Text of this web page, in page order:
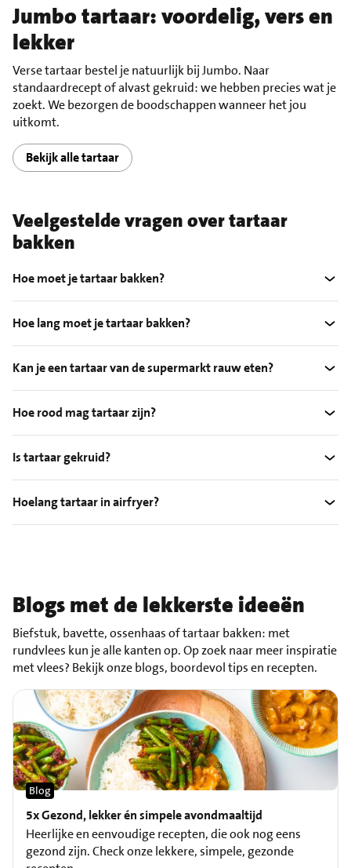
Jumbo tartaar: voordelig, vers en
lekker
Verse tartaar bestel je natuurlijk bij Jumbo. Naar
standaardrecept of alvast gekruid: we hebben precies wat je
zoekt. We bezorgen de boodschappen wanneer het jou
uitkomt.
Bekijk alle tartaar
Veelgestelde vragen over tartaar
bakken
Hoe moet je tartaar bakken?
Hoe lang moet je tartaar bakken?
Kan je een tartaar van de supermarkt rauw eten?
Hoe rood mag tartaar zijn?
Is tartaar gekruid?
Hoelang tartaar in airfryer?
Blogs met de lekkerste ideeën
Biefstuk, bavette, ossenhaas of tartaar bakken: met
rundvlees kun je alle kanten op. Op zoek naar meer inspiratie
met vlees? Bekijk onze blogs, boordevol tips en recepten.
5x Gezond, lekker én simpele avondmaaltijd
Blog
Heerlijke en eenvoudige recepten, die ook nog eens
gezond zijn. Check onze lekkere, simpele, gezonde